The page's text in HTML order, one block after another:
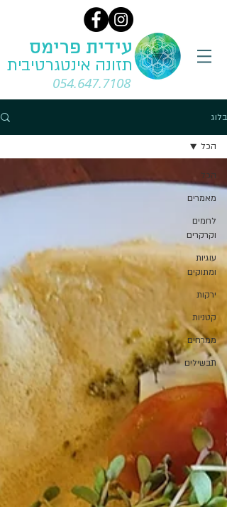
עידית פרימס
תזונה אינטגרטיבית
054.647.7108
בלוג
הכל
מאמרים
לחמים
וקרקרים
עוגיות
ומתוקים
ירקות
קטניות
ממרחים
תבשילים
הכל